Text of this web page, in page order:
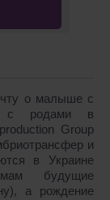
о малыше с
с родами в
Group
и
в Украине
будущие
а рождение